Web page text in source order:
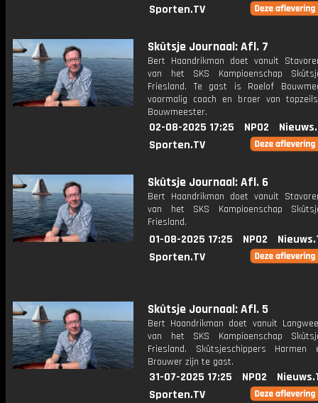
Sporten.TV
Skûtsje Journaal: Afl. 7
Bert Haandrikman doet vanuit
van het SKS Kampioenschap
Friesland. Te gast is Roelof
voormalig coach en broer van
Bouwmeester.
02-08-2025 17:25 NPO2
Sporten.TV
Skûtsje Journaal: Afl. 6
Bert Haandrikman doet vanuit
van het SKS Kampioenschap
Friesland.
01-08-2025 17:25 NPO2
Sporten.TV
Skûtsje Journaal: Afl. 5
Bert Haandrikman doet vanuit
van het SKS Kampioenschap
Friesland. Skûtsjeschippers Harmen
Brouwer zijn te gast.
31-07-2025 17:25 NPO2
Sporten.TV